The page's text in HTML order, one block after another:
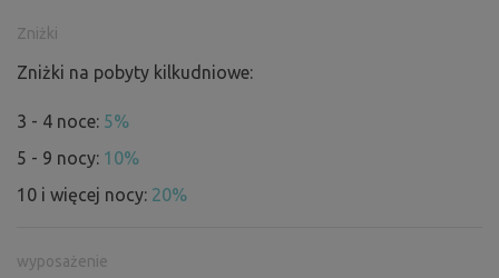
Zniżki
Zniżki na pobyty kilkudniowe:
3 - 4 noce: 5%
5 - 9 nocy: 10%
10 i więcej nocy: 20%
wyposażenie